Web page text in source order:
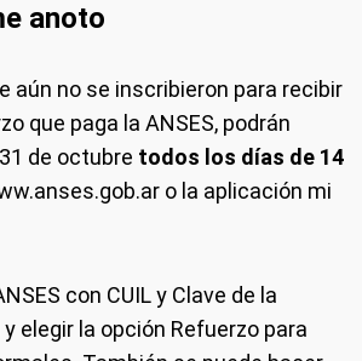
anoto
aún no se inscribieron para recibir
que paga la ANSES, podrán
de octubre todos los días de 14
o la aplicación mi
con CUIL y Clave de la
elegir la opción Refuerzo para